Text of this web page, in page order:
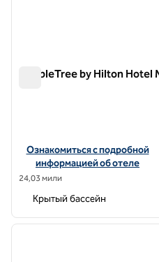
DoubleTree by Hilton Hotel
Посмотреть информацию об
Ознакомиться с подробной
информацией об отеле
24,03 мили
Крытый бассейн
1 из 12